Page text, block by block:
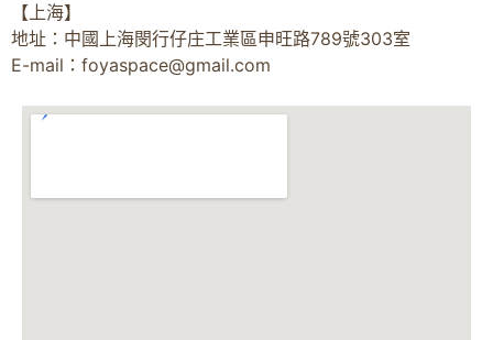
【上海】
地址：中國上海閔行仔庄工業區申旺路789號303室
E-mail： foyaspace@gmail.com